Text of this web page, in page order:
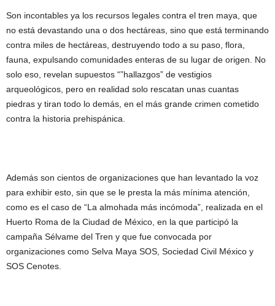
Son incontables ya los recursos legales contra el tren maya, que
no está devastando una o dos hectáreas, sino que está terminando
contra miles de hectáreas, destruyendo todo a su paso, flora,
fauna, expulsando comunidades enteras de su lugar de origen. No
solo eso, revelan supuestos “”hallazgos” de vestigios
arqueológicos, pero en realidad solo rescatan unas cuantas
piedras y tiran todo lo demás, en el más grande crimen cometido
contra la historia prehispánica.
Además son cientos de organizaciones que han levantado la voz
para exhibir esto, sin que se le presta la más mínima atención,
como es el caso de “La almohada más incómoda”, realizada en el
Huerto Roma de la Ciudad de México, en la que participó la
campaña Sélvame del Tren y que fue convocada por
organizaciones como Selva Maya SOS, Sociedad Civil México y
SOS Cenotes.